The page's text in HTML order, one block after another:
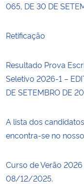
065, DE 30 DE
Retificação
Resultado Prova
Seletivo 2026-1 –
DE SETEMBRO DE
A lista dos
encontra-se no
Curso de Verão
08/12/2025.